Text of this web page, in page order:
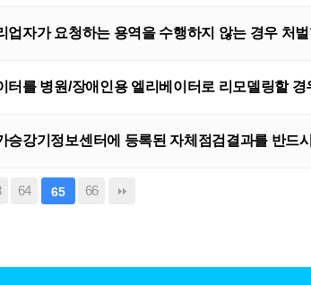
업자가 요청하는 용역을 수행하지 않는 경우 처
터를 병원/장애인용 엘리베이터로 리모델링할
승강기정보센터에 등록된 자체점검결과를 반드
64 65 66